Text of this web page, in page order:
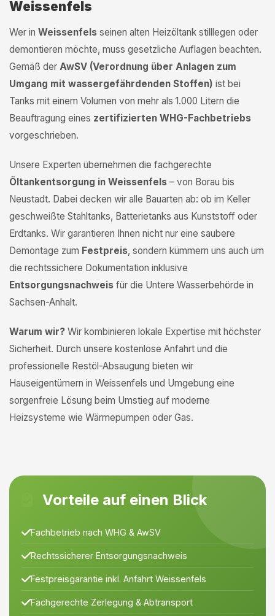
Weissenfels
Wer in Weissenfels seinen alten Heizöltank stilllegen oder
demontieren möchte, muss gesetzliche Auflagen beachten.
Gemäß der AwSV (Verordnung über Anlagen zum
Umgang mit wassergefährdenden Stoffen) ist bei
Tanks mit einem Volumen von mehr als 1.000 Litern die
Beauftragung eines zertifizierten WHG-Fachbetriebs
vorgeschrieben.
Unsere Experten übernehmen die fachgerechte
Öltankentsorgung in Weissenfels – von Borau bis
Neustadt. Dabei decken wir alle Bauarten ab: ob im Keller
geschweißte Stahltanks, Batterietanks aus Kunststoff oder
Erdtanks. Wir garantieren Ihnen nicht nur eine saubere
Demontage zum Festpreis, sondern kümmern uns auch um
die rechtssichere Dokumentation inklusive
Entsorgungsnachweis für die Untere Wasserbehörde in
Sachsen-Anhalt.
Warum wir? Wir kombinieren lokale Expertise mit höchster
Sicherheit. Durch unsere kostenlose Anfahrt und die
professionelle Restöl-Absaugung bieten wir
Hauseigentümern in Weissenfels und Umgebung eine
sorgenfreie Lösung beim Umstieg auf moderne
Heizsysteme wie Wärmepumpen oder Gas.
Vorteile auf einen Blick
Fachbetrieb nach WHG & AwSV
Rechtssicherer Entsorgungsnachweis
Festpreisgarantie inkl. Anfahrt Weissenfels
Fachgerechte Zerlegung & Abtransport